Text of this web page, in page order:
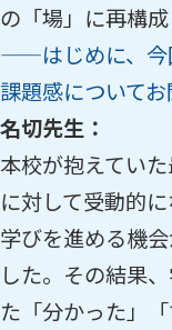
の「場」に再構成
——はじめに、今
課題感についてお
名切先生：
本校が抱えてい
に対して受動的
学びを進める機
した。その結果
た「分かった」